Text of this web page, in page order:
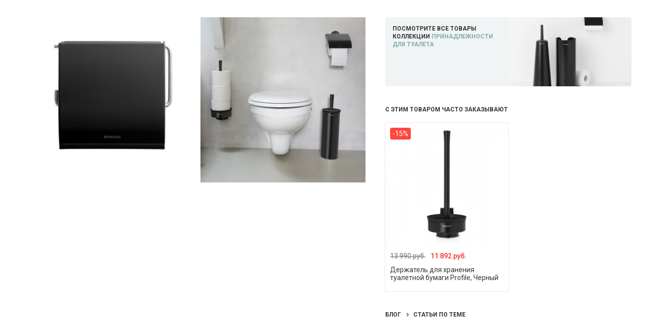
ПОСМОТРИТЕ ВСЕ ТОВАРЫ
КОЛЛЕКЦИИ ПРИНАДЛЕЖНОСТИ
ДЛЯ ТУАЛЕТА
С ЭТИМ ТОВАРОМ ЧАСТО ЗАКАЗЫВАЮТ
-15%
13 990 руб.
11 892 руб.
Держатель для хранения
туалетной бумаги Profile, Черный
БЛОГ СТАТЬИ ПО ТЕМЕ